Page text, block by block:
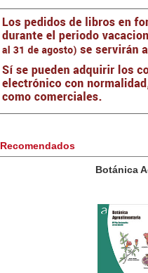
Recomendados
Botánica Agroalimentaria
IVA